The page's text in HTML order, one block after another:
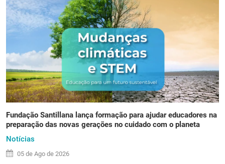
Fundação Santillana lança formação para ajudar educadores na
preparação das novas gerações no cuidado com o planeta
Notícias
05 de Ago de 2026